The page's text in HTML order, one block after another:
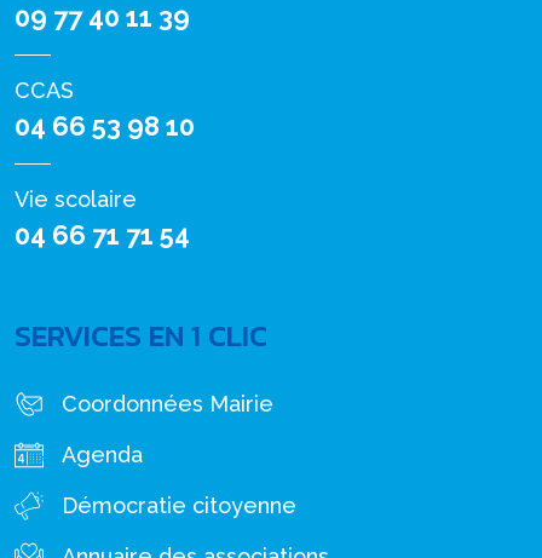
09 77 40 11 39
CCAS
04 66 53 98 10
Vie scolaire
04 66 71 71 54
SERVICES EN 1 CLIC
Coordonnées Mairie
Agenda
Démocratie citoyenne